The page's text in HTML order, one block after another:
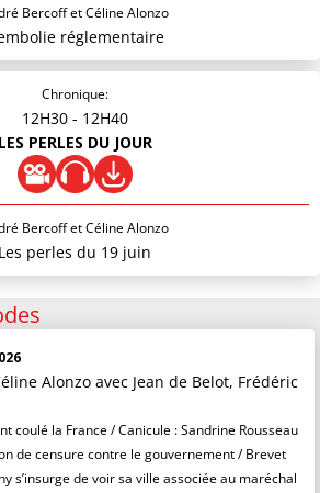
Bercoff et Céline Alonzo
réglementaire
Chronique:
12H30 - 12H40
LES PERLES DU JOUR
Bercoff et Céline Alonzo
Les perles du 19 juin
Alonzo avec Jean de Belot, Frédéric
coulé la France / Canicule : Sandrine Rousseau
de censure contre le gouvernement / Brevet
s’insurge de voir sa ville associée au maréchal